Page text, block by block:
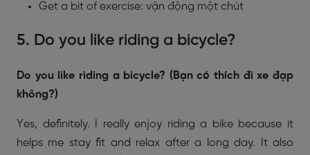
Get a bit of exercise: vận động một chút
5. Do you like riding a bicycle?
Do you like riding a bicycle? (Bạn có thích đi xe đạp
không?)
Yes, definitely. I really enjoy riding a bike because it
helps me stay fit and relax after a long day. It also